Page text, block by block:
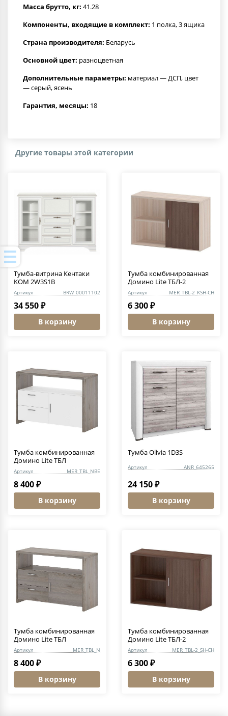
Масса брутто, кг: 41.28
Компоненты, входящие в комплект: 1 полка, 3 ящика
Страна производителя: Беларусь
Основной цвет: разноцветная
Дополнительные параметры: материал — ДСП, цвет
— серый, ясень
Гарантия, месяцы: 18
Другие товары этой категории
Тумба-витрина Кентаки
KOM 2W3S1B
Артикул BRW_00011102
34 550 ₽
В корзину
Тумба комбинированная
Домино Lite ТБЛ-2
Артикул MER_TBL-2_KSH-CH
6 300 ₽
В корзину
Тумба комбинированная
Домино Lite ТБЛ
Артикул MER_TBL_NBE
8 400 ₽
В корзину
Тумба Olivia 1D3S
Артикул ANR_645265
24 150 ₽
В корзину
Тумба комбинированная
Домино Lite ТБЛ
Артикул MER_TBL_N
8 400 ₽
В корзину
Тумба комбинированная
Домино Lite ТБЛ-2
Артикул MER_TBL-2_SH-CH
6 300 ₽
В корзину